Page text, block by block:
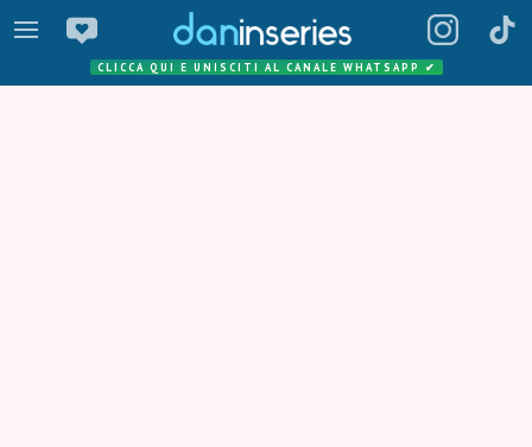
CLICCA QUI E UNISCITI AL CANALE WHATSAPP ✔